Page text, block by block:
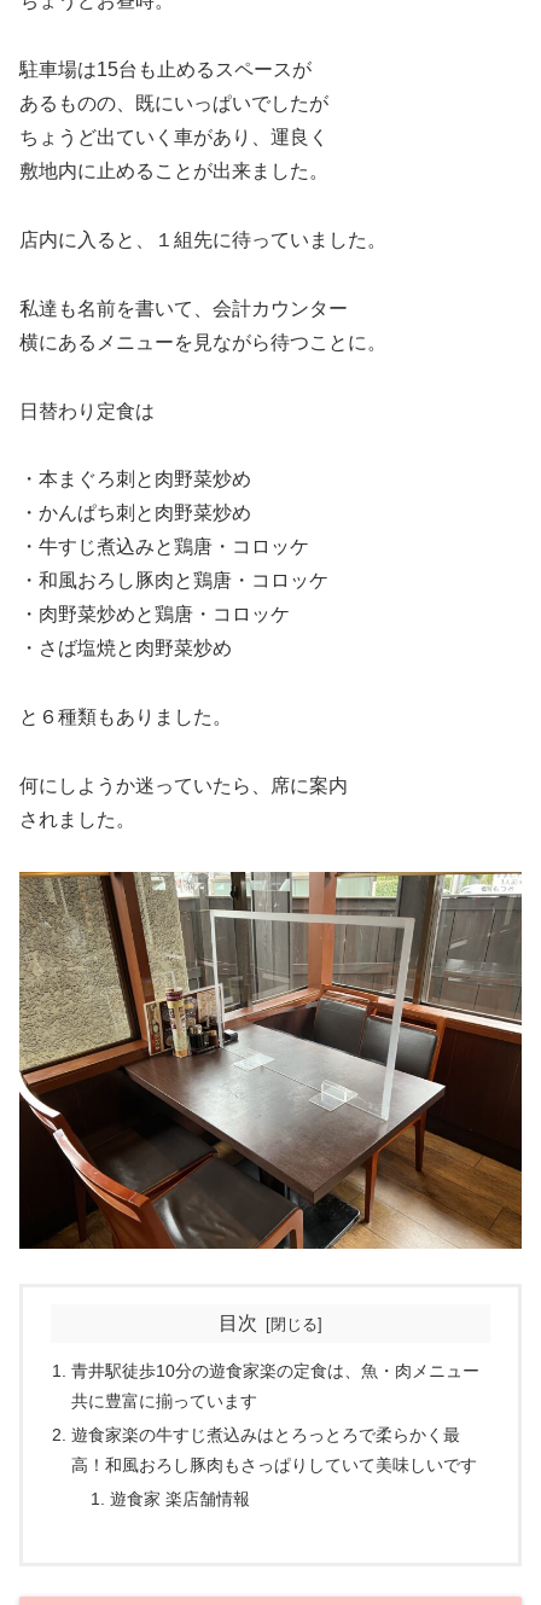
駐車場は15台も止めるスペースが
あるものの、既にいっぱいでしたが
ちょうど出ていく車があり、運良く
敷地内に止めることが出来ました。
店内に入ると、１組先に待っていました。
私達も名前を書いて、会計カウンター
横にあるメニューを見ながら待つことに。
日替わり定食は
・本まぐろ刺と肉野菜炒め
・かんぱち刺と肉野菜炒め
・牛すじ煮込みと鶏唐・コロッケ
・和風おろし豚肉と鶏唐・コロッケ
・肉野菜炒めと鶏唐・コロッケ
・さば塩焼と肉野菜炒め
と６種類もありました。
何にしようか迷っていたら、席に案内
されました。
目次
青井駅徒歩10分の遊食家楽の定食は、魚・肉メニュー
共に豊富に揃っています
遊食家楽の牛すじ煮込みはとろっとろで柔らかく最
高！和風おろし豚肉もさっぱりしていて美味しいです
遊食家 楽店舗情報